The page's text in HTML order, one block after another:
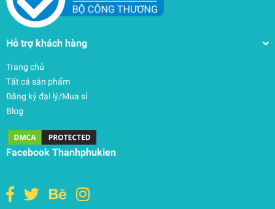
Hỗ trợ khách hàng
Trang chủ
Tất cả sản phẩm
Đăng ký đại lý/Mua sỉ
Blog
Facebook Thanhphukien
15.750.000₫
undefined